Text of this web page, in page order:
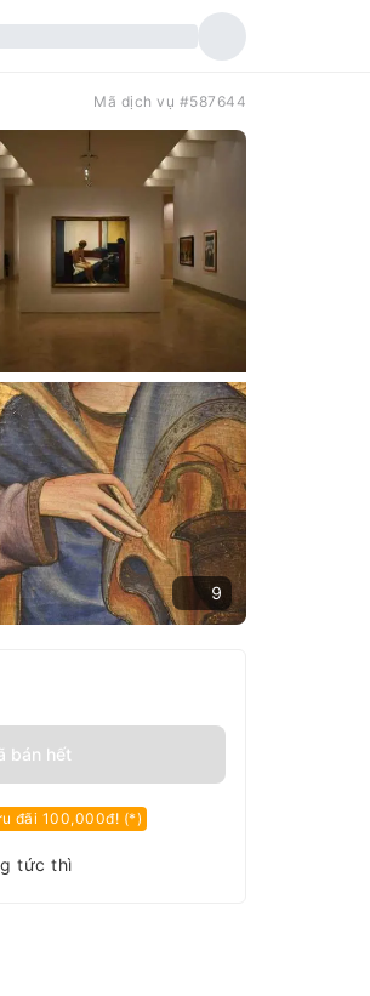
Mã dịch vụ #587644
9
bán hết
đãi 100,000đ! (*)
tức thì